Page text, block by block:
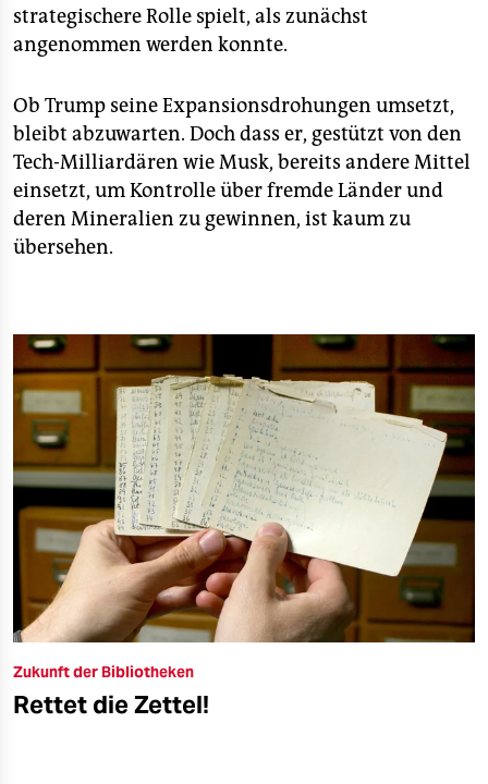
strategischere Rolle spielt, als zunächst
angenommen werden konnte.
Ob Trump seine Expansionsdrohungen umsetzt,
bleibt abzuwarten. Doch dass er, gestützt von den
Tech-Milliardären wie Musk, bereits andere Mittel
einsetzt, um Kontrolle über fremde Länder und
deren Mineralien zu gewinnen, ist kaum zu
übersehen.
Zukunft der Bibliotheken
Rettet die Zettel!